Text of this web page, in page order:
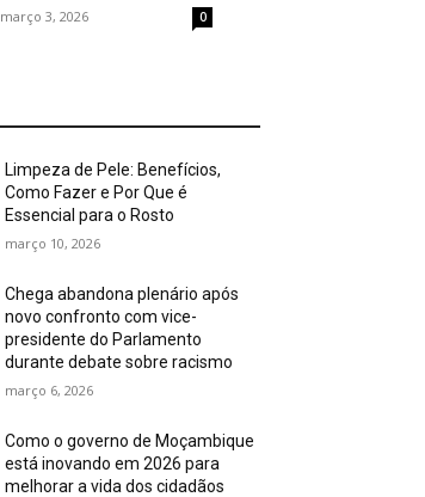
março 3, 2026 0
Limpeza de Pele: Benefícios,
Como Fazer e Por Que é
Essencial para o Rosto
março 10, 2026
Chega abandona plenário após
novo confronto com vice-
presidente do Parlamento
durante debate sobre racismo
março 6, 2026
Como o governo de Moçambique
está inovando em 2026 para
melhorar a vida dos cidadãos